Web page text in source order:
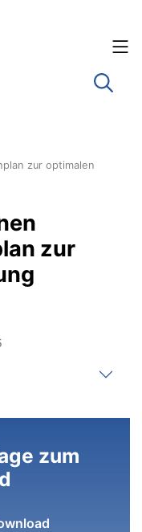
zur optimalen
zur
zum